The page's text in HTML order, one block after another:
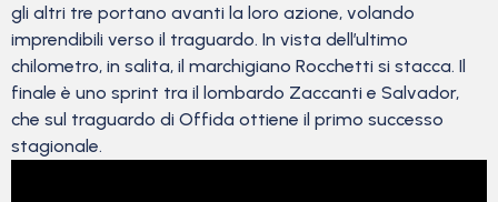
gli altri tre portano avanti la loro azione, volando
imprendibili verso il traguardo. In vista dell’ultimo
chilometro, in salita, il marchigiano Rocchetti si stacca. Il
finale è uno sprint tra il lombardo Zaccanti e Salvador,
che sul traguardo di Offida ottiene il primo successo
stagionale.